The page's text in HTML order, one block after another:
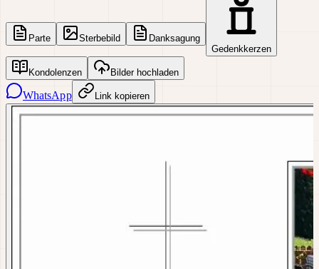
Parte Sterbebild
Danksagung
Gedenkkerzen
Kondolenzen Bilder hochladen
WhatsApp Link kopieren